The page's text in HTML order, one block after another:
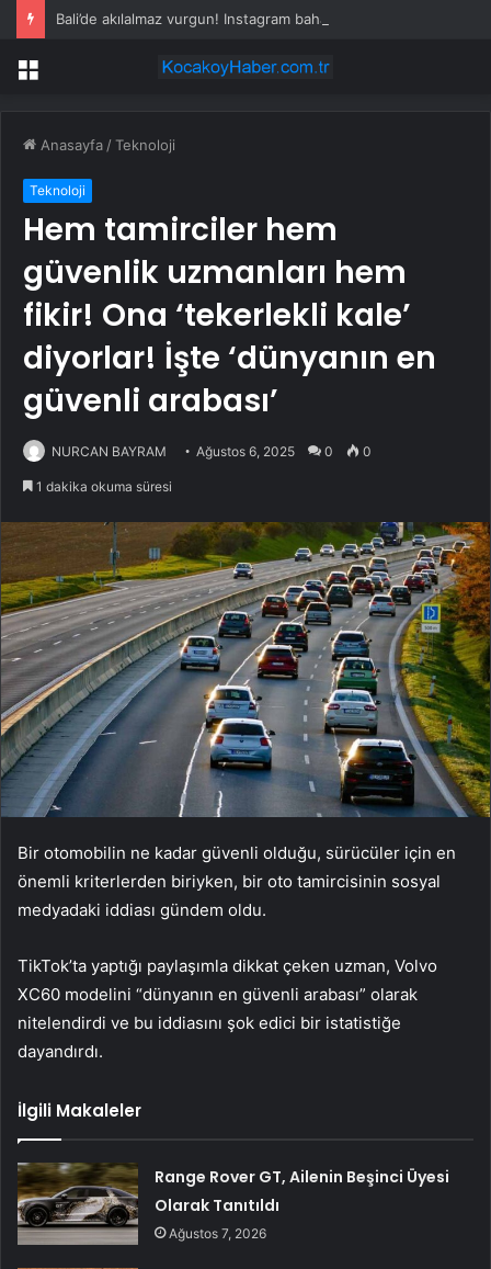
Menü
Anasayfa /Teknoloji
Teknoloji
Hem tamirciler hem
güvenlik uzmanları hem
fikir! Ona ‘tekerlekli kale’
diyorlar! İşte ‘dünyanın en
güvenli arabası’
NURCAN BAYRAM Ağustos 6, 2025 0 0
1 dakika okuma süresi
Bir otomobilin ne kadar güvenli olduğu, sürücüler için en
önemli kriterlerden biriyken, bir oto tamircisinin sosyal
medyadaki iddiası gündem oldu.
TikTok’ta yaptığı paylaşımla dikkat çeken uzman, Volvo
XC60 modelini “dünyanın en güvenli arabası” olarak
nitelendirdi ve bu iddiasını şok edici bir istatistiğe
dayandırdı.
İlgili Makaleler
Range Rover GT, Ailenin Beşinci Üyesi
Olarak Tanıtıldı
Ağustos 7, 2026